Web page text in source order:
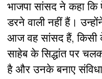
भाजपा सांसद ने कहा
डरने वाली नहीं हैं।
आज वह सांसद हैं, किसी
साहेब के सिद्धांत पर
है और उनके बनाए